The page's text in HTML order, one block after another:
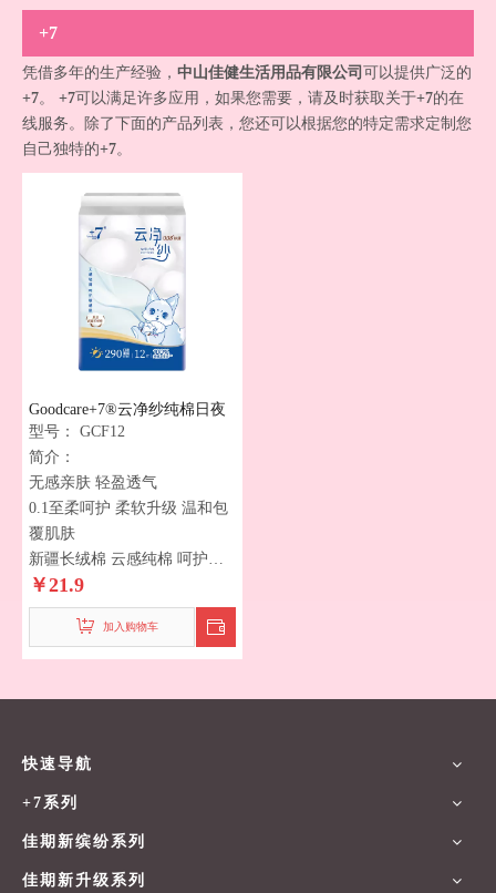
+7
凭借多年的生产经验， 中山佳健生活用品有限公司 可以提供广泛的
+7。 +7可以满足许多应用，如果您需要，请及时获取关于+7的在
线服务。除了下面的产品列表，您还可以根据您的特定需求定制您
自己独特的+7。
Goodcare+7®云净纱纯棉日夜
兼用卫生巾12片 290mm
型号：
GCF12
简介：
无感亲肤 轻盈透气
0.1至柔呵护 柔软升级 温和包
覆肌肤
新疆长绒棉 云感纯棉 呵护敏
感肌
SAP裸感芯 鲸吸力 更透气
全包裹式 锁芯技术 吸收不膨
胀
￥21.9
加入购物车
快速导航
+7系列
佳期新缤纷系列
佳期新升级系列